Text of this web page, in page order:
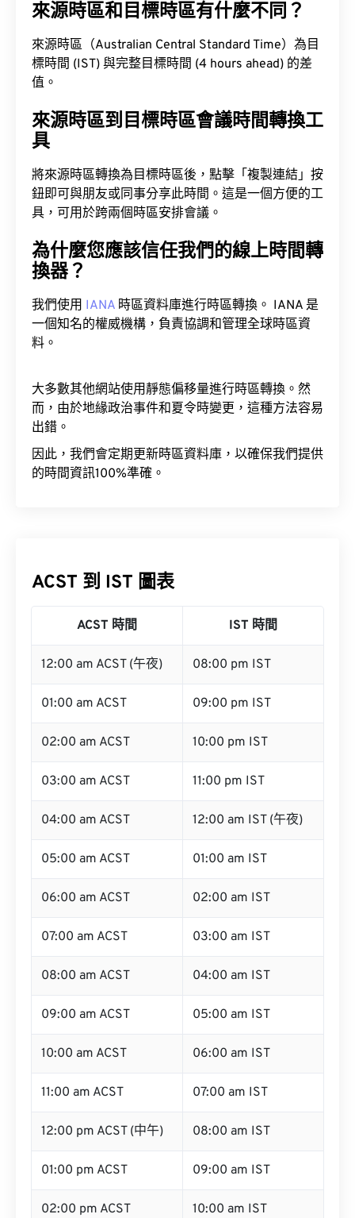
來源時區和目標時區有什麼不同？
來源時區（Australian Central Standard Time）為目
標時間 (IST) 與完整目標時間 (4 hours ahead) 的差
值。
來源時區到目標時區會議時間轉換工
具
將來源時區轉換為目標時區後，點擊「複製連結」按
鈕即可與朋友或同事分享此時間。這是一個方便的工
具，可用於跨兩個時區安排會議。
為什麼您應該信任我們的線上時間轉
換器？
我們使用 IANA 時區資料庫進行時區轉換。 IANA 是
一個知名的權威機構，負責協調和管理全球時區資
料。
大多數其他網站使用靜態偏移量進行時區轉換。然
而，由於地緣政治事件和夏令時變更，這種方法容易
出錯。
因此，我們會定期更新時區資料庫，以確保我們提供
的時間資訊100%準確。
ACST 到 IST 圖表
ACST 時間 IST 時間
12:00 am ACST (午夜) 08:00 pm IST
01:00 am ACST 09:00 pm IST
02:00 am ACST 10:00 pm IST
03:00 am ACST 11:00 pm IST
04:00 am ACST 12:00 am IST (午夜)
05:00 am ACST 01:00 am IST
06:00 am ACST 02:00 am IST
07:00 am ACST 03:00 am IST
08:00 am ACST 04:00 am IST
09:00 am ACST 05:00 am IST
10:00 am ACST 06:00 am IST
11:00 am ACST 07:00 am IST
12:00 pm ACST (中午) 08:00 am IST
01:00 pm ACST 09:00 am IST
02:00 pm ACST 10:00 am IST